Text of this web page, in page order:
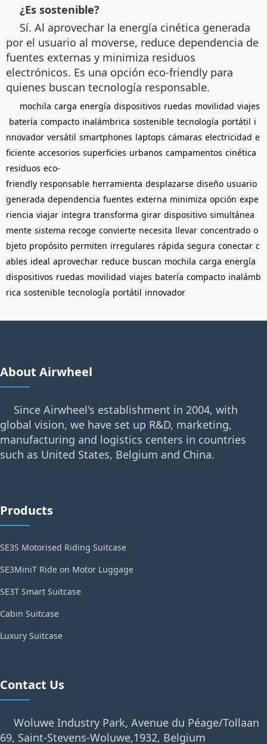
¿Es sostenible?
Sí. Al aprovechar la energía cinética generada
por el usuario al moverse, reduce dependencia de
fuentes externas y minimiza residuos
electrónicos. Es una opción eco-friendly para
quienes buscan tecnología responsable.
mochila carga energía dispositivos ruedas movilidad viajes
batería compacto inalámbrica sostenible tecnología portátil i
nnovador versátil smartphones laptops cámaras electricidad e
ficiente accesorios superficies urbanos campamentos cinética
residuos eco-
friendly responsable herramienta desplazarse diseño usuario
generada dependencia fuentes externa minimiza opción expe
riencia viajar integra transforma girar dispositivo simultánea
mente sistema recoge convierte necesita llevar concentrado o
bjeto propósito permiten irregulares rápida segura conectar c
ables ideal aprovechar reduce buscan mochila carga energía
dispositivos ruedas movilidad viajes batería compacto inalámb
rica sostenible tecnología portátil innovador
About Airwheel
Since Airwheel's establishment in 2004, with
global vision, we have set up R&D, marketing,
manufacturing and logistics centers in countries
such as United States, Belgium and China.
Products
SE3S Motorised Riding Suitcase
SE3MiniT Ride on Motor Luggage
SE3T Smart Suitcase
Cabin Suitcase
Luxury Suitcase
Contact Us
Woluwe Industry Park, Avenue du Péage/Tollaan
69, Saint-Stevens-Woluwe,1932, Belgium